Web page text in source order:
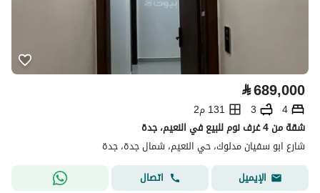
⃁689,000
4
3
131 م2
شقة من 4 غرف نوم للبيع في النعيم، جدة
شارع ابو سفيان مدلوك، حي النعيم، شمال جدة، جدة
الإيميل
اتصال